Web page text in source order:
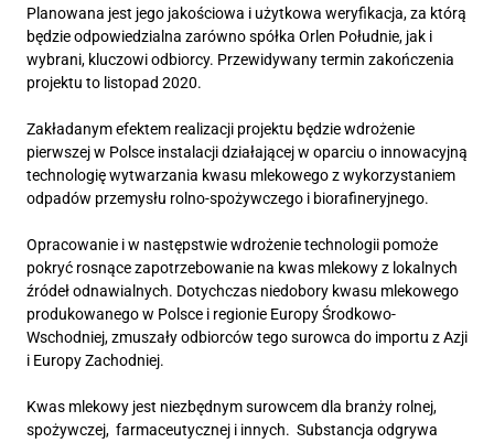
Planowana jest jego jakościowa i użytkowa weryfikacja, za którą
będzie odpowiedzialna zarówno spółka Orlen Południe, jak i
wybrani, kluczowi odbiorcy. Przewidywany termin zakończenia
projektu to listopad 2020.
Zakładanym efektem realizacji projektu będzie wdrożenie
pierwszej w Polsce instalacji działającej w oparciu o innowacyjną
technologię wytwarzania kwasu mlekowego z wykorzystaniem
odpadów przemysłu rolno-spożywczego i biorafineryjnego.
Opracowanie i w następstwie wdrożenie technologii pomoże
pokryć rosnące zapotrzebowanie na kwas mlekowy z lokalnych
źródeł odnawialnych. Dotychczas niedobory kwasu mlekowego
produkowanego w Polsce i regionie Europy Środkowo-
Wschodniej, zmuszały odbiorców tego surowca do importu z Azji
i Europy Zachodniej.
Kwas mlekowy jest niezbędnym surowcem dla branży rolnej,
spożywczej, farmaceutycznej i innych. Substancja odgrywa